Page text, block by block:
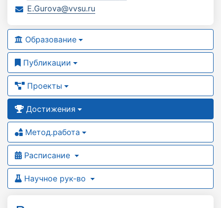
E.Gurova@vvsu.ru
Образование
Публикации
Проекты
Достижения
Метод.работа
Расписание
Научное рук-во